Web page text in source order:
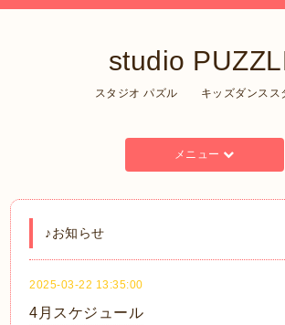
studio
スタジオ パズル キッズダンスス
メニュー
♪お知らせ
2025-03-22 13:35:00
4月スケジュール